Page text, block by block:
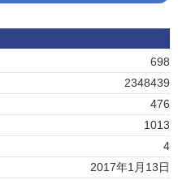
698
2348439
476
1013
4
2017年1月13日